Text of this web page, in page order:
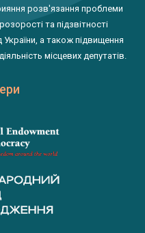
розв'язання проблеми
та підзвітності
а також підвищення
місцевих депутатів.